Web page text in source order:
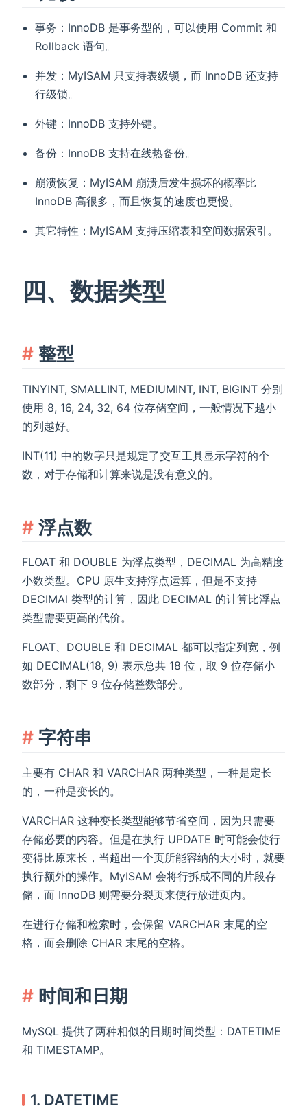
事务：InnoDB 是事务型的，可以使用 Commit 和
Rollback 语句。
并发：MyISAM 只支持表级锁，而 InnoDB 还支持
行级锁。
外键：InnoDB 支持外键。
备份：InnoDB 支持在线热备份。
崩溃恢复：MyISAM 崩溃后发生损坏的概率比
InnoDB 高很多，而且恢复的速度也更慢。
其它特性：MyISAM 支持压缩表和空间数据索引。
四、数据类型
整型
TINYINT, SMALLINT, MEDIUMINT, INT, BIGINT 分别
使用 8, 16, 24, 32, 64 位存储空间，一般情况下越小
的列越好。
INT(11) 中的数字只是规定了交互工具显示字符的个
数，对于存储和计算来说是没有意义的。
浮点数
FLOAT 和 DOUBLE 为浮点类型，DECIMAL 为高精度
小数类型。CPU 原生支持浮点运算，但是不支持
DECIMAl 类型的计算，因此 DECIMAL 的计算比浮点
类型需要更高的代价。
FLOAT、DOUBLE 和 DECIMAL 都可以指定列宽，例
如 DECIMAL(18, 9) 表示总共 18 位，取 9 位存储小
数部分，剩下 9 位存储整数部分。
字符串
主要有 CHAR 和 VARCHAR 两种类型，一种是定长
的，一种是变长的。
VARCHAR 这种变长类型能够节省空间，因为只需要
存储必要的内容。但是在执行 UPDATE 时可能会使行
变得比原来长，当超出一个页所能容纳的大小时，就要
执行额外的操作。MyISAM 会将行拆成不同的片段存
储，而 InnoDB 则需要分裂页来使行放进页内。
在进行存储和检索时，会保留 VARCHAR 末尾的空
格，而会删除 CHAR 末尾的空格。
时间和日期
MySQL 提供了两种相似的日期时间类型：DATETIME
和 TIMESTAMP。
1. DATETIME